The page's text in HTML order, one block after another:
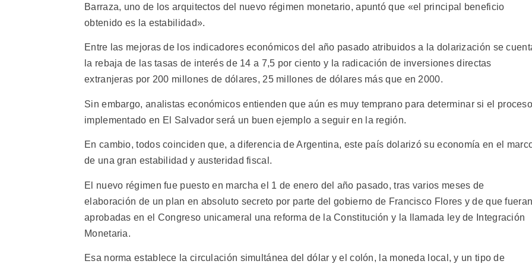
Barraza, uno de los arquitectos del nuevo régimen monetario, apuntó que «el principal beneficio
obtenido es la estabilidad».
Entre las mejoras de los indicadores económicos del año pasado atribuidos a la dolarización se
la rebaja de las tasas de interés de 14 a 7,5 por ciento y la radicación de inversiones directas
extranjeras por 200 millones de dólares, 25 millones de dólares más que en 2000.
Sin embargo, analistas económicos entienden que aún es muy temprano para determinar si el
implementado en El Salvador será un buen ejemplo a seguir en la región.
En cambio, todos coinciden que, a diferencia de Argentina, este país dolarizó su economía en el
de una gran estabilidad y austeridad fiscal.
El nuevo régimen fue puesto en marcha el 1 de enero del año pasado, tras varios meses de
elaboración de un plan en absoluto secreto por parte del gobierno de Francisco Flores y de que
aprobadas en el Congreso unicameral una reforma de la Constitución y la llamada ley de Integración
Monetaria.
Esa norma establece la circulación simultánea del dólar y el colón, la moneda local, y un tipo de